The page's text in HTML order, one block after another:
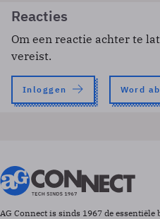
Reacties
Om een reactie achter te
vereist.
Inloggen Word
AG Connect is sinds 1967 de